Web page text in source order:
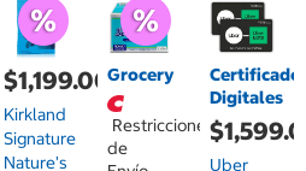
$1,199.00
Kirkland
Signature
Nature's
Grocery
Restricciones
de
Digitales
Uber